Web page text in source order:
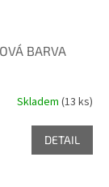
BARVA
Skladem (13 ks)
DETAIL